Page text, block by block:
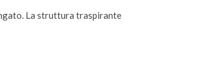
La struttura traspirante